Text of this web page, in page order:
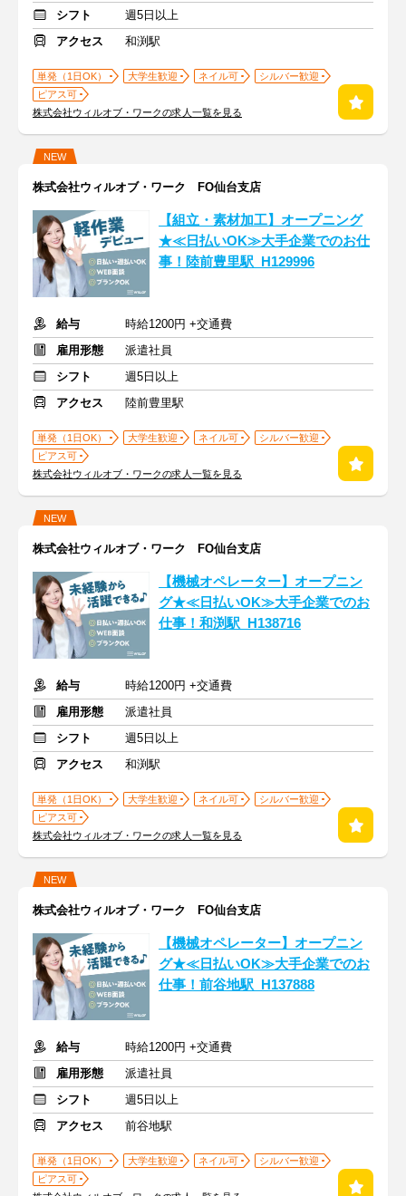
シフト
週5日以上
アクセス
和渕駅
単発（1日OK） 大学生歓迎 ネイル可
シルバー歓迎
ピアス可
株式会社ウィルオブ・ワークの求人一覧を見る
NEW
株式会社ウィルオブ・ワーク FO仙台支店
【組立・素材加工】オープニング
★≪日払いOK≫大手企業でのお仕
事！陸前豊里駅_H129996
給与
時給1200円 +交通費
雇用形態
派遣社員
シフト
週5日以上
アクセス
陸前豊里駅
単発（1日OK） 大学生歓迎 ネイル可
シルバー歓迎
ピアス可
株式会社ウィルオブ・ワークの求人一覧を見る
NEW
株式会社ウィルオブ・ワーク FO仙台支店
【機械オペレーター】オープニン
グ★≪日払いOK≫大手企業でのお
仕事！和渕駅_H138716
給与
時給1200円 +交通費
雇用形態
派遣社員
シフト
週5日以上
アクセス
和渕駅
単発（1日OK） 大学生歓迎 ネイル可
シルバー歓迎
ピアス可
株式会社ウィルオブ・ワークの求人一覧を見る
NEW
株式会社ウィルオブ・ワーク FO仙台支店
【機械オペレーター】オープニン
グ★≪日払いOK≫大手企業でのお
仕事！前谷地駅_H137888
給与
時給1200円 +交通費
雇用形態
派遣社員
シフト
週5日以上
アクセス
前谷地駅
単発（1日OK） 大学生歓迎 ネイル可
シルバー歓迎
ピアス可